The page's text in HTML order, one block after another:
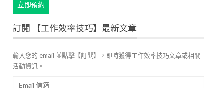
立即預約
訂閱 【工作效率技巧】最新文章
輸入您的 email 並點擊【訂閱】，即時獲得工作效率技巧文章或相關
活動資訊。
Email